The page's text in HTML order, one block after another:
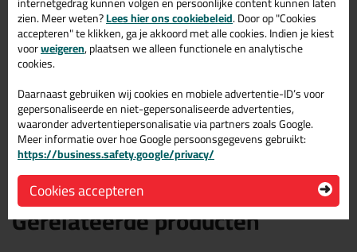
Natuurlijk moet het afdekfolie niet wegwaaien of schuiven, wil je
dat het goed vast zit dan isdeze stuclopertapedie speciaal
bedoeld is voor afdekfolie zeker aan te raden!
Afdekfolie 4m x 5m (dun) = 20m2 en 0,007mm dun
afdekfolie 4m x 5 m(heel sterk) = 20m2 en 0,04mm dik
Op zoek naar een Afdekfolie in rol? Klik dan hier.
Gerelateerde producten
zien. Meer weten?Lees hier ons cookiebeleid. Door op "Cookies
accepteren" te klikken, ga je akkoord met alle cookies. Indien je kiest
voorweigeren, plaatsen we alleen functionele en analytische
cookies.
Daarnaast gebruiken wij cookies en mobiele advertentie-ID’s voor
gepersonaliseerde en niet-gepersonaliseerde advertenties,
waaronder advertentiepersonalisatie via partners zoals Google.
Meer informatie over hoe Google persoonsgegevens gebruikt:
https://business.safety.google/privacy/
Cookies accepteren